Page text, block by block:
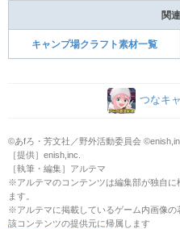
関
キャンプ場クラフト素材一覧
つなキ
©あfろ・芳文社／野外活動委員会
［提供］enish,inc.
［執筆・編集］アルテマ
※アルテマのコンテンツは編集部が独自に
ます。
※アルテマに掲載しているゲーム内画像
該コンテンツの提供元に帰属します